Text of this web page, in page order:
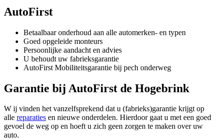
AutoFirst
Betaalbaar onderhoud aan alle automerken- en typen
Goed opgeleide monteurs
Persoonlijke aandacht en advies
U behoudt uw fabrieksgarantie
AutoFirst Mobiliteitsgarantie bij pech onderweg
Garantie bij AutoFirst de Hogebrink
W ij vinden het vanzelfsprekend dat u (fabrieks)garantie krijgt op
alle reparaties en nieuwe onderdelen. Hierdoor gaat u met een goed
gevoel de weg op en hoeft u zich geen zorgen te maken over uw
auto.